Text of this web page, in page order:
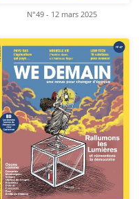
N°49 - 12 mars 2025